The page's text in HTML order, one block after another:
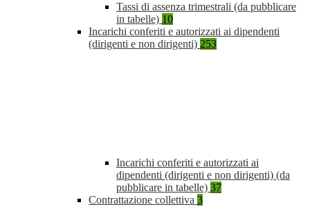
Tassi di assenza trimestrali (da pubblicare
in tabelle) 10
Incarichi conferiti e autorizzati ai dipendenti
(dirigenti e non dirigenti) 253
Incarichi conferiti e autorizzati ai
dipendenti (dirigenti e non dirigenti) (da
pubblicare in tabelle) 37
Contrattazione collettiva 3